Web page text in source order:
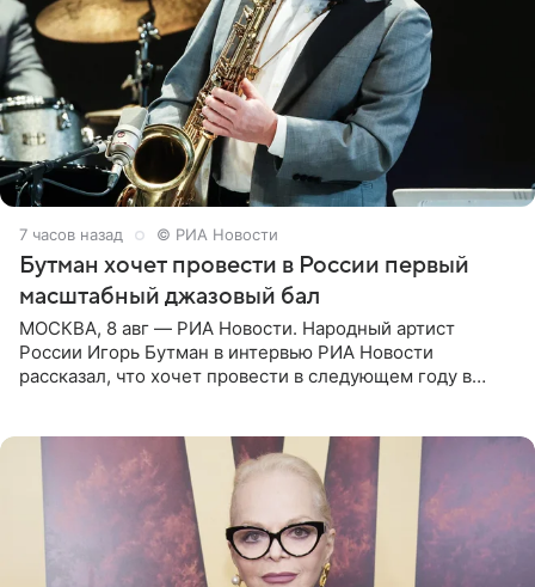
7 часов назад © РИА Новости
Бутман хочет провести в России первый
масштабный джазовый бал
МОСКВА, 8 авг — РИА Новости. Народный артист
России Игорь Бутман в интервью РИА Новости
рассказал, что хочет провести в следующем году в